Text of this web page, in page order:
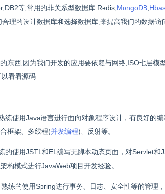
等,常用的非关系型数据库:Redis, MongoDB
理的设计数据库和选择数据库,来提高我们的数据访
东西,因为我们开发的应用要依赖与网络,ISO七层模
看看源码
练使用Java语言进行面向对象程序设计，有良好的
框架、多线程(并发编程)、反射等。
的使用JSTL和EL编写无脚本动态页面，对Servlet和
构模式进行JavaWeb项目开发经验。
练的使用Spring进行事务、日志、安全性等的管理